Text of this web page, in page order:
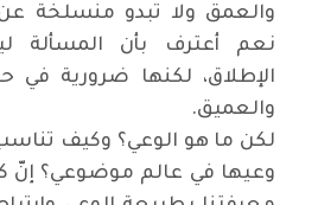
والعمق ولا تبدو منسلخة
نعم أعترف بأن
الإطلاق، لكنها ضرورية في
والعميق.
لكن ما هو الوعي؟ وكيف
وعيها في عالم موضوعي؟ إنّ